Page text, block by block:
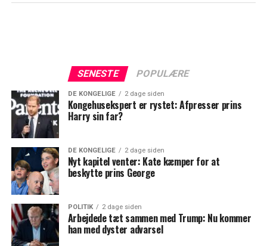
SENESTE POPULÆRE
DE KONGELIGE 2 dage siden
Kongehusekspert er rystet: Afpresser prins
Harry sin far?
DE KONGELIGE 2 dage siden
Nyt kapitel venter: Kate kæmper for at
beskytte prins George
POLITIK 2 dage siden
Arbejdede tæt sammen med Trump: Nu kommer
han med dyster advarsel